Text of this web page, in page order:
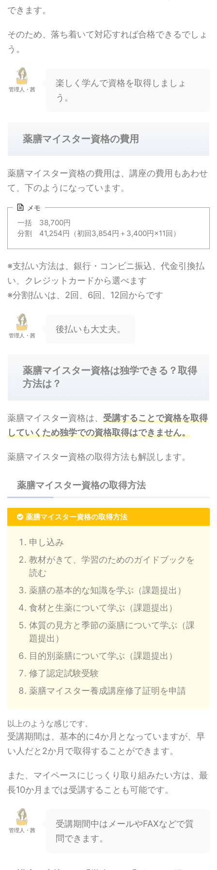
できます。
そのため、落ち着いて対応すれば合格できるでしょ
う。
管理人・茜
楽しく学んで資格を取得しましょ
う。
薬膳マイスター資格の費用
薬膳マイスター資格の費用は、講座の費用もあわせ
て、下のようになっています。
メモ
一括 38,700円
分割 41,254円（初回3,854円＋3,400円×11回）
※支払い方法は、銀行・コンビニ振込、代金引換払
い、クレジットカードから選べます
※分割払いは、2回、6回、12回からです
管理人・茜
後払いも大丈夫。
薬膳マイスター資格は独学できる？取得
方法は？
薬膳マイスター資格は、 受講することで資格を取得
していくため独学での資格取得はできません。
薬膳マイスター資格の取得方法も解説します。
薬膳マイスター資格の取得方法
薬膳マイスター資格の取得方法
申し込み
教材がきて、学習のためのガイドブックを
読む
薬膳の基本的な知識を学ぶ（課題提出）
食材と生薬について学ぶ（課題提出）
体質の見方と季節の薬膳について学ぶ（課
題提出）
目的別薬膳について学ぶ（課題提出）
修了認定試験受験
薬膳マイスター養成講座修了証明を申請
以上のような感じです。
受講期間は、基本的に4か月となっていますが、早
い人だと2か月で取得することができます。
また、マイペースにじっくり取り組みたい方は、最
長10か月までは受講することも可能です。
管理人・茜
受講期間中はメールやFAXなどで質
問できます。